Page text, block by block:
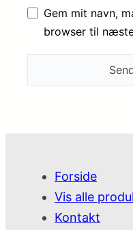
Gem mit navn,
browser til
Forside
Vis alle
Kontakt